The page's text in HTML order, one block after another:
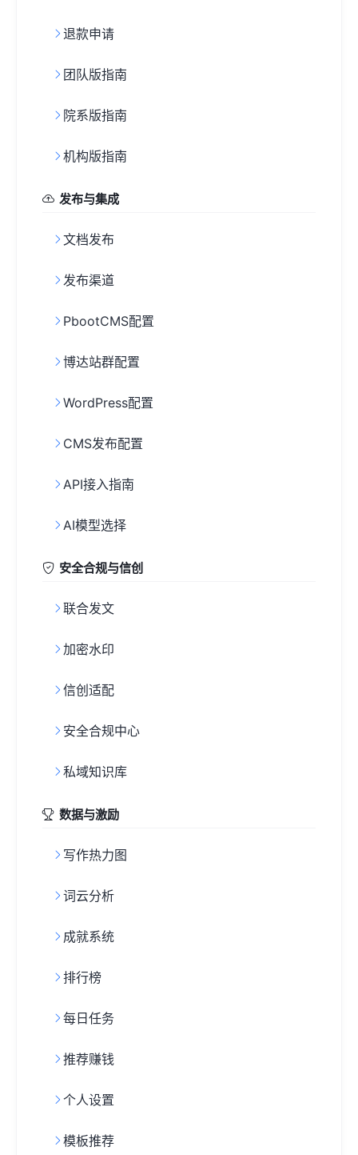
退款申请
团队版指南
院系版指南
机构版指南
发布与集成
文档发布
发布渠道
PbootCMS配置
博达站群配置
WordPress配置
CMS发布配置
API接入指南
AI模型选择
安全合规与信创
联合发文
加密水印
信创适配
安全合规中心
私域知识库
数据与激励
写作热力图
词云分析
成就系统
排行榜
每日任务
推荐赚钱
个人设置
模板推荐